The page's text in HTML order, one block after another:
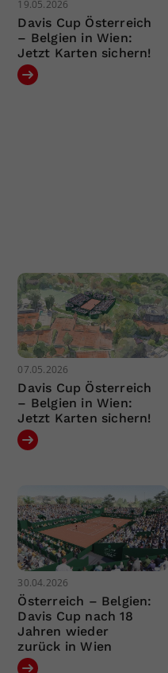
19.05.2026
Davis Cup Österreich
– Belgien in Wien:
Jetzt Karten sichern!
07.05.2026
Davis Cup Österreich
– Belgien in Wien:
Jetzt Karten sichern!
30.04.2026
Österreich – Belgien:
Davis Cup nach 18
Jahren wieder
zurück in Wien